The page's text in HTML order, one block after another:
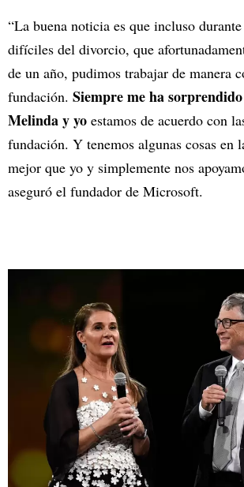
“La buena noticia es que incluso
difíciles del divorcio, que
de un año, pudimos trabajar de manera
fundación. Siempre me ha
Melinda y yo estamos de acuerdo con
fundación. Y tenemos algunas cosas en
mejor que yo y simplemente nos
aseguró el fundador de Microsoft.